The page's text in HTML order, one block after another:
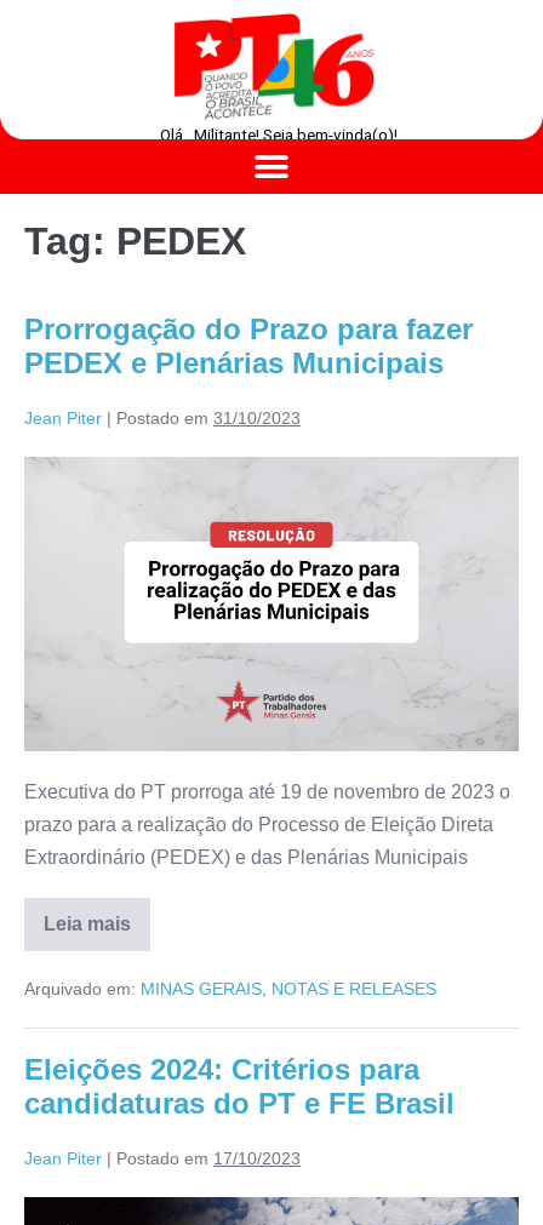
Olá , Militante! Seja bem-vinda(o)!
Tag: PEDEX
Prorrogação do Prazo para fazer
PEDEX e Plenárias Municipais
Jean Piter | Postado em 31/10/2023
Executiva do PT prorroga até 19 de novembro de 2023 o
prazo para a realização do Processo de Eleição Direta
Extraordinário (PEDEX) e das Plenárias Municipais
Leia mais
Arquivado em: MINAS GERAIS NOTAS E RELEASES
Eleições 2024: Critérios para
candidaturas do PT e FE Brasil
Jean Piter | Postado em 17/10/2023